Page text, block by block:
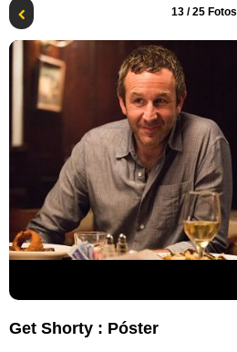
13 / 25 Fotos
Get Shorty : Póster